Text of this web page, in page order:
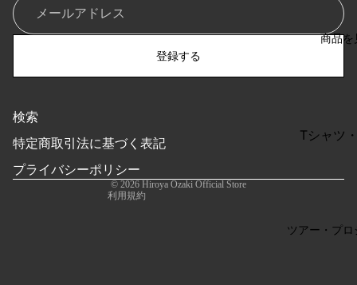
商品を
Tシャツ
バッグ・
チ
ツアー・プ
登録する
検索
特定商取引法に基づく表記
プライバシーポリシー
© 2026 Hiroya Ozaki Official Store
利用規約
利用規約
返金ポリシー